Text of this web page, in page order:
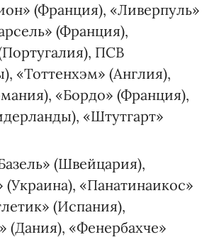
(Франция), «Ливерпуль»
(Франция),
ПСВ
«Тоттенхэм» (Англия),
«Бордо» (Франция),
«Штутгарт»
(Швейцария),
«Панатинаикос»
(Испания),
(Дания), «Фенербахче»